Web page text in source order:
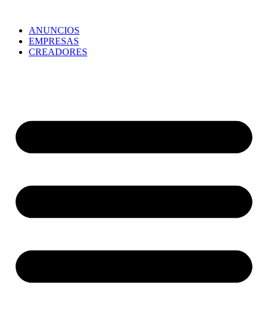
ANUNCIOS
EMPRESAS
CREADORES